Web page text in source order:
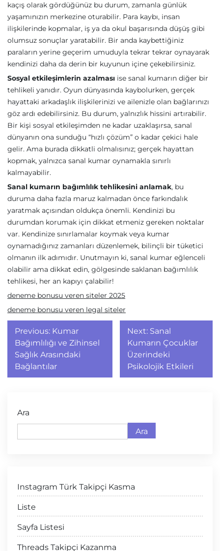
kaçış olarak gördüğünüz bu durum, zamanla günlük
yaşamınızın merkezine oturabilir. Para kaybı, insan
ilişkilerinde kopmalar, iş ya da okul başarısında düşüş gibi
olumsuz sonuçlar yaratabilir. Bir anda kaybettiğiniz
paraların yerine geçerim umuduyla tekrar tekrar oynayarak
kendinizi daha da derin bir kuyunun içine çekebilirsiniz.
Sosyal etkileşimlerin azalması ise sanal kumarın diğer bir
tehlikeli yanıdır. Oyun dünyasında kaybolurken, gerçek
hayattaki arkadaşlık ilişkilerinizi ve ailenizle olan bağlarınızı
göz ardı edebilirsiniz. Bu durum, yalnızlık hissini artırabilir.
Bir kişi sosyal etkileşimden ne kadar uzaklaşırsa, sanal
dünyanın ona sunduğu “hızlı çözüm” o kadar çekici hale
gelir. Ama burada dikkatli olmalısınız; gerçek hayattan
kopmak, yalnızca sanal kumar oynamakla sınırlı
kalmayabilir.
Sanal kumarın bağımlılık tehlikesini anlamak, bu
duruma daha fazla maruz kalmadan önce farkındalık
yaratmak açısından oldukça önemli. Kendinizi bu
durumdan korumak için dikkat etmeniz gereken noktalar
var. Kendinize sınırlamalar koymak veya kumar
oynamadığınız zamanları düzenlemek, bilinçli bir tüketici
olmanın ilk adımıdır. Unutmayın ki, sanal kumar eğlenceli
olabilir ama dikkat edin, gölgesinde saklanan bağımlılık
tehlikesi, her an kapıyı çalabilir!
deneme bonusu veren siteler 2025
deneme bonusu veren legal siteler
Yazı
gezinmesi
Previous: Kumar
Bağımlılığı ve Zihinsel
Sağlık Arasındaki
Bağlantılar
Next: Sanal
Kumarın Çocuklar
Üzerindeki
Psikolojik Etkileri
Ara
Ara
Instagram Türk Takipçi Kasma
Liste
Sayfa Listesi
Threads Takipçi Kazanma